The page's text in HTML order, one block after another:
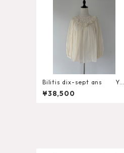
Bilitis dix-sept ans Yor
k Lace Blouse 2911-960
¥38,500